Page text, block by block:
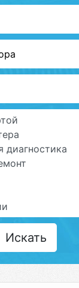
диагностика
Искать